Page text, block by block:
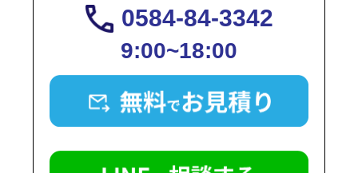
0584-84-3342
9:00~18:00